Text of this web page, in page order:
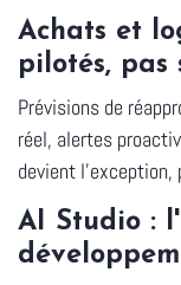
Achats et
pilotés, pas
Prévisions de
réel, alertes
devient l'exception,
AI Studio :